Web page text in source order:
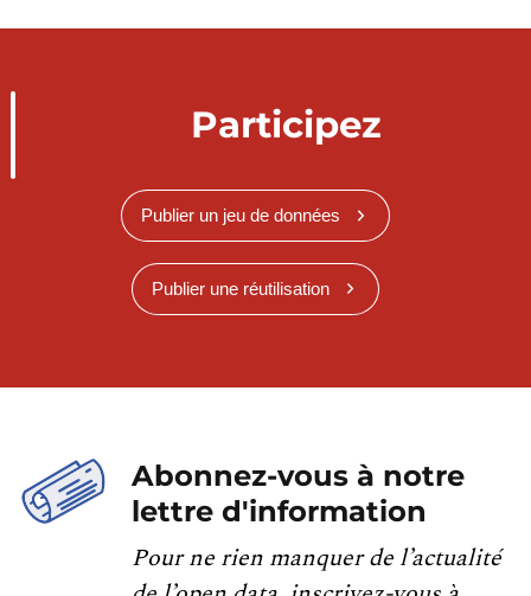
Participez
Publier un jeu de données
Publier une réutilisation
Abonnez-vous à notre
lettre d'information
Pour ne rien manquer de l’actualité